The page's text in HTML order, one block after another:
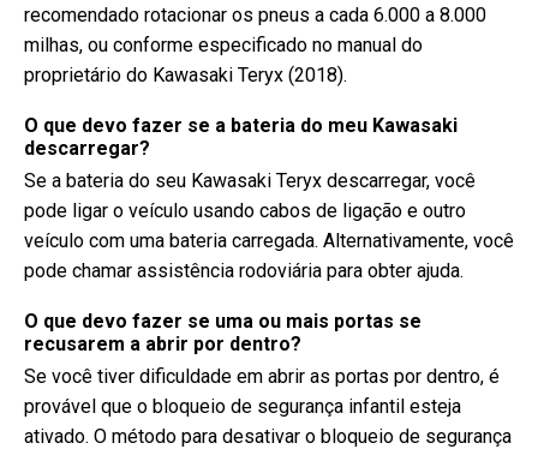
recomendado rotacionar os pneus a cada 6.000 a 8.000
milhas, ou conforme especificado no manual do
proprietário do Kawasaki Teryx (2018).
O que devo fazer se a bateria do meu Kawasaki
descarregar?
Se a bateria do seu Kawasaki Teryx descarregar, você
pode ligar o veículo usando cabos de ligação e outro
veículo com uma bateria carregada. Alternativamente, você
pode chamar assistência rodoviária para obter ajuda.
O que devo fazer se uma ou mais portas se
recusarem a abrir por dentro?
Se você tiver dificuldade em abrir as portas por dentro, é
provável que o bloqueio de segurança infantil esteja
ativado. O método para desativar o bloqueio de segurança